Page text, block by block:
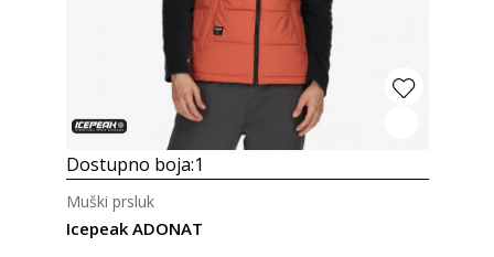
Dostupno boja:1
Icepeak ADONAT
Muški prsluk